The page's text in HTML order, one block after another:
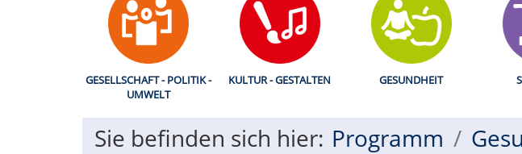
GESELLSCHAFT - POLITIK -
UMWELT
KULTUR - GESTALTEN GESUNDHEIT
Sie befinden sich hier: Programm